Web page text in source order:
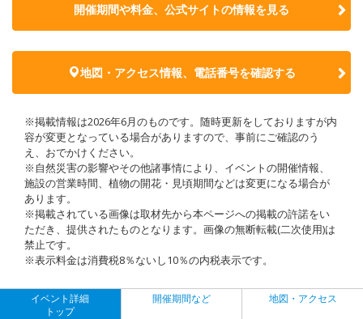
開催期間や料金、公式サイトの情報を見る
地図・アクセス情報、電話番号を確認する
※掲載情報は2026年6月のものです。随時更新をしておりますが内
容が変更となっている場合がありますので、事前にご確認のう
え、おでかけください。
※自然災害の影響やその他諸事情により、イベントの開催情報、
施設の営業時間、植物の開花・見頃期間などは変更になる場合が
あります。
※掲載されている画像は取材先から本ページへの掲載の許諾をい
ただき、提供されたものとなります。画像の無断転載(二次使用)は
禁止です。
※表示料金は消費税8％ないし10％の内税表示です。
イベント詳細
トップ
開催期間など 地図・アクセス